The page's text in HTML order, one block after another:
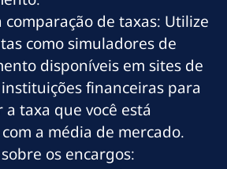
comparação de taxas: Utilize
como simuladores de
disponíveis em sites de
financeiras para
a taxa que você está
a média de mercado.
os encargos: